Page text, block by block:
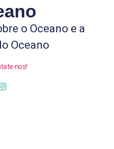
o Oceano e a
Oceano
nos!